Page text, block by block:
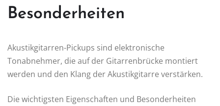
Besonderheiten
Akustikgitarren-Pickups sind elektronische
Tonabnehmer, die auf der Gitarrenbrücke montiert
werden und den Klang der Akustikgitarre verstärken.
Die wichtigsten Eigenschaften und Besonderheiten